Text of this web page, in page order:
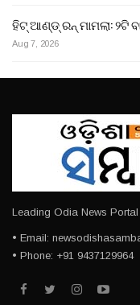
ହିଟ୍ ଆଣ୍ଡ୍ ରନ୍ ମାମଲା: ୨ଟି
Aug 7, 2026
Leading Odia News
• Email:
• Phone: +91 9437129964